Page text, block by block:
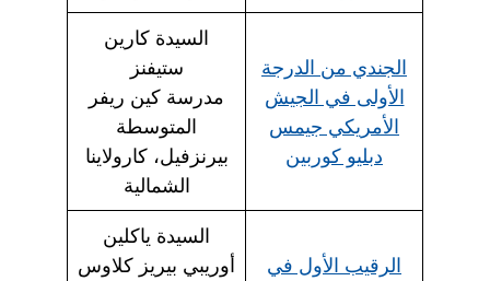
الجندي من الدرجة
الأولى في الجيش
الأمريكي جيمس
دبليو كوربين
السيدة كارين
ستيفنز
مدرسة كين ريفر
المتوسطة
بيرنزفيل، كارولاينا
الشمالية
الرقيب الأول في
السيدة ياكلين
أوريبي بيريز كلاوس